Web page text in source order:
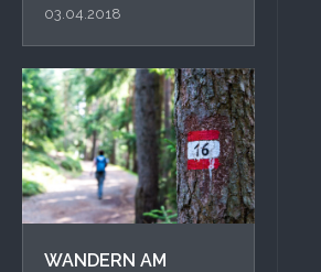
03.04.2018
WANDERN AM